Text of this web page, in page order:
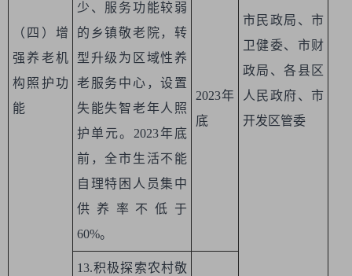
（四）增
强养老机
构照护功
能
市民政局、市
卫健委、市财
政局、各县区
人民政府、市
开发区管委
少、服务功能较弱
的乡镇敬老院，转
型升级为区域性养
老服务中心，设置
失能失智老年人照
护单元。2023年底
前，全市生活不能
自理特困人员集中
供养率不低于
60%。
2023年
底
13.积极探索农村敬